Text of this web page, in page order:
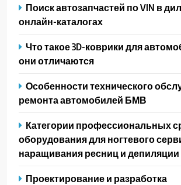
Поиск автозапчастей по VIN в
онлайн-каталогах
Что такое 3D-коврики для
они отличаются
Особенности технического
ремонта автомобилей БМВ
Категории профессиональных
оборудования для ногтевого
наращивания ресниц и депиляции
Проектирование и разработка